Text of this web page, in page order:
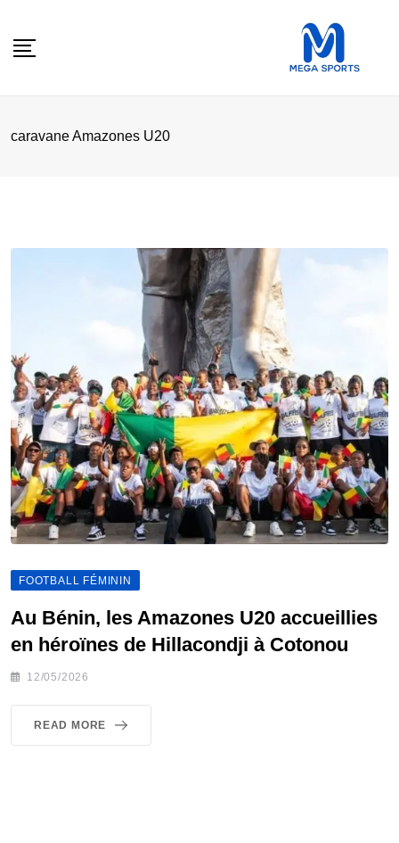
caravane Amazones U20
FOOTBALL FÉMININ
Au Bénin, les Amazones U20 accueillies
en héroïnes de Hillacondji à Cotonou
12/05/2026
READ MORE